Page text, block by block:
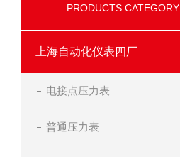
PRODUCTS CATEGORY
上海自动化仪表四厂
电接点压力表
普通压力表